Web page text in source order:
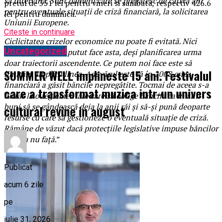
pentru eventuale situații de criză financiară, la solicitarea
Uniunii Europene.
Ciclicitatea crizelor economice nu poate fi evitată. Nici
comunismul nu a putut face asta, deși planificarea urma
doar traiectorii ascendente. Ce putem noi face este să
limităm amplitudinea. Adevărul este că în 2008 criza
financiară a găsit băncile nepregătite. Tocmai de aceea s-a
lucrat la o reglementare care să oblige băncile ca în anii
buni să se gândească deja la anii răi și să-și pună deoparte
resurse cu care să gestioneze o eventuală situație de criză.
Rămâne de văzut dacă protecțiile legislative impuse băncilor
fac sau nu față.”
pretul de 351 lei pentru vineri si sambata, respectiv 426.6
lei pentru duminica.
Citeste in continuare
Uncategorized
SUMMER WELL implineste 15 ani. Festivalul
care a transformat muzica intr-un univers
cultural revine in august
Publicat
acum 6 zile
pe
iulie 31, 2026